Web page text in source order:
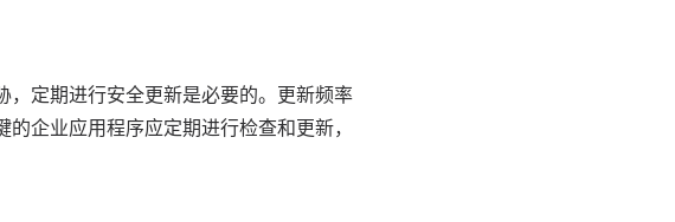
，定期进行安全更新是必要的。更新频率
企业应用程序应定期进行检查和更新，